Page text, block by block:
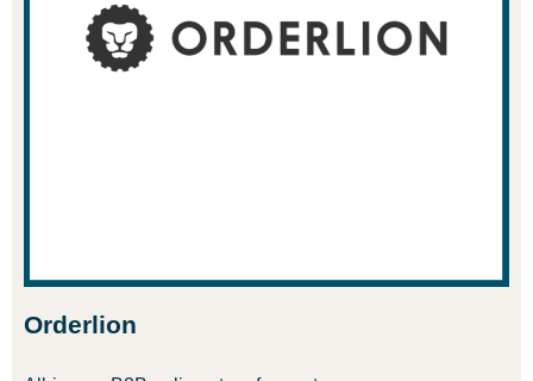
Orderlion